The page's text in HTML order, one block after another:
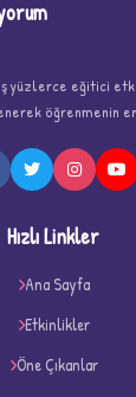
yüzlerce eğitici
öğrenmenin
Hızlı Linkler
Ana Sayfa
Etkinlikler
Öne Çıkanlar